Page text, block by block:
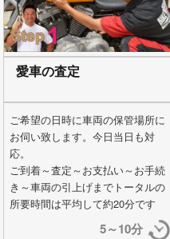
愛車の査定
ご希望の日時に車両の保管場所に
お伺い致します。今日当日も対
応。
ご到着～査定～お支払い～お手続
き～車両の引上げまでトータルの
所要時間は平均して約20分です
5～10分